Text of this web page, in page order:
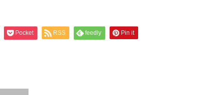
Pocket RSS feedly Pin it